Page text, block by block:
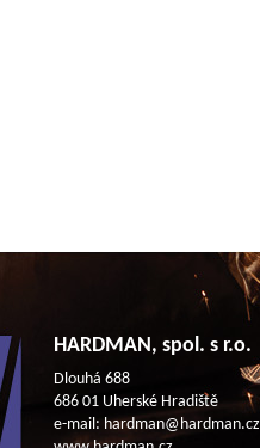
HARDMAN, spol. s r.o.
Dlouhá 688
686 01 Uherské Hradiště
e-mail: hardman@hardman.cz